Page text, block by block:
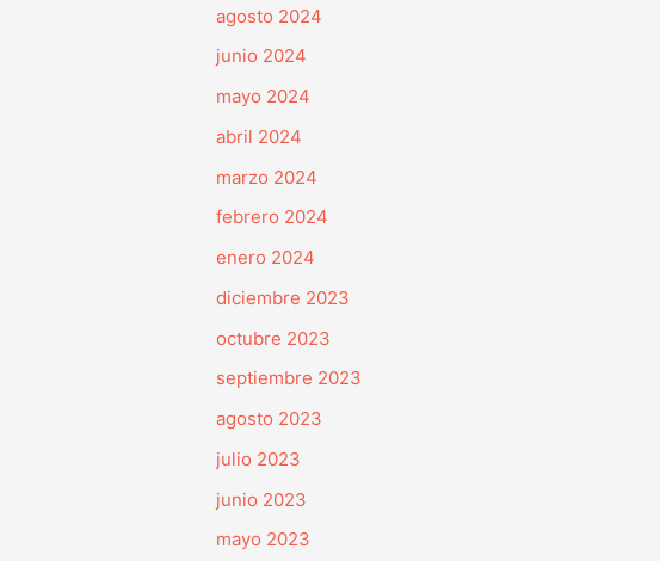
agosto 2024
junio 2024
mayo 2024
abril 2024
marzo 2024
febrero 2024
enero 2024
diciembre 2023
octubre 2023
septiembre 2023
agosto 2023
julio 2023
junio 2023
mayo 2023